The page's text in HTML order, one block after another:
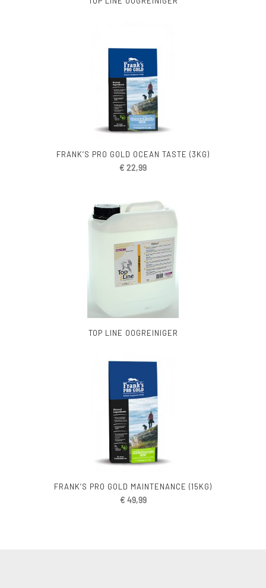
FRANK’S PRO GOLD OCEAN TASTE (3KG)
€ 22,99
TOP LINE OOGREINIGER
FRANK’S PRO GOLD MAINTENANCE (15KG)
€ 49,99